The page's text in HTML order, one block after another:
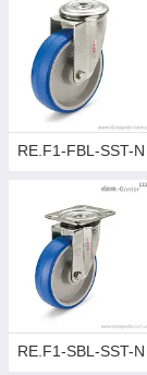
RE.F1-FBL-SST-N
RE.F1-SBL-SST-N